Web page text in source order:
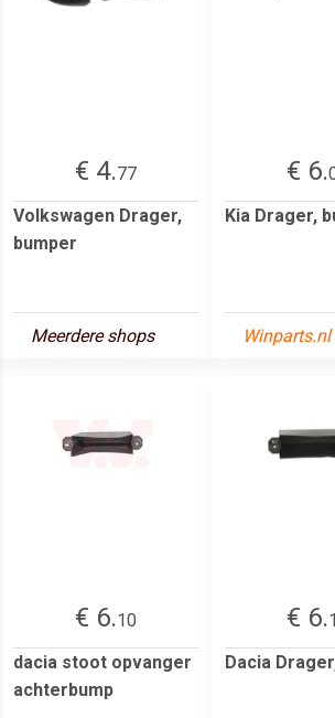
€ 4.77
Volkswagen Drager,
bumper
Meerdere shops
€ 6.
Kia Drager,
Winparts.nl
€ 6.10
dacia stoot opvanger
achterbump
€ 6.
Dacia